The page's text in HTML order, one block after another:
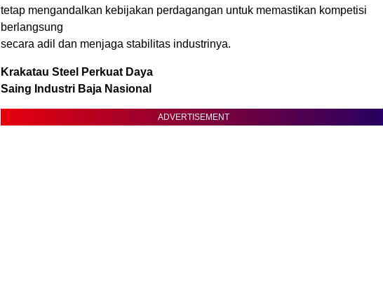
tetap mengandalkan kebijakan perdagangan untuk memastikan kompetisi
berlangsung
secara adil dan menjaga stabilitas industrinya.
Krakatau Steel Perkuat Daya
Saing Industri Baja Nasional
ADVERTISEMENT